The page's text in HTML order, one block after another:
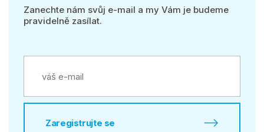
Zanechte nám svůj e-mail a my Vám je budeme
pravidelně zasílat.
Zaregistrujte se